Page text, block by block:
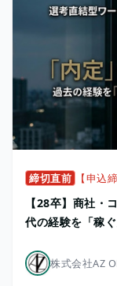
締切直前 【申込
【28卒】商社・
代の経験を「稼
株式会社AZ